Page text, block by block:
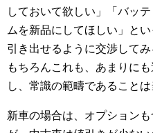
しておいて欲しい」「バッ
ムを新品にしてほしい」と
引き出せるように交渉して
もちろんこれも、あまりに
し、常識の範疇であることは
新車の場合は、オプション